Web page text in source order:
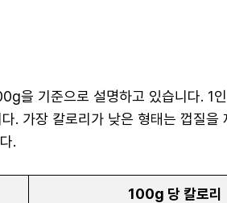
을 기준으로 설명하고 있습니다. 1
가장 칼로리가 낮은 형태는 껍질을
.
100g 당 칼로리